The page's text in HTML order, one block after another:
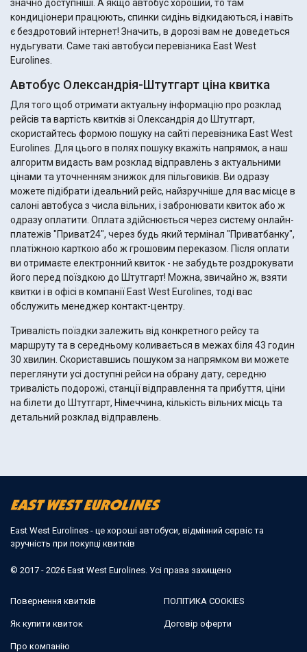
значно доступніші. А якщо автобус хороший, то там
кондиціонери працюють, спинки сидінь відкидаються, і навіть
є бездротовий інтернет! Значить, в дорозі вам не доведеться
нудьгувати. Саме такі автобуси перевізника East West
Eurolines.
Автобус Олександрія-Штутгарт ціна квитка
Для того щоб отримати актуальну інформацію про розклад
рейсів та вартість квитків зі Олександрія до Штутгарт,
скористайтесь формою пошуку на сайті перевізника East West
Eurolines. Для цього в полях пошуку вкажіть напрямок, а наш
алгоритм видасть вам розклад відправлень з актуальними
цінами та уточненням знижок для пільговиків. Ви одразу
можете підібрати ідеальний рейс, найзручніше для вас місце в
салоні автобуса з числа вільних, і забронювати квиток або ж
одразу оплатити. Оплата здійснюється через систему онлайн-
платежів "Приват24", через будь який термінал "Приватбанку",
платіжною карткою або ж грошовим переказом. Після оплати
ви отримаєте електронний квиток - не забудьте роздрокувати
його перед поїздкою до Штутгарт! Можна, звичайно ж, взяти
квитки і в офісі в компанії East West Eurolines, тоді вас
обслужить менеджер контакт-центру.
Тривалість поїздки залежить від конкретного рейсу та
маршруту та в середньому коливається в межах біля 43 годин
30 хвилин. Скориставшись пошуком за напрямком ви можете
переглянути усі доступні рейси на обрану дату, середню
тривалість подорожі, станції відправлення та прибуття, ціни
на білети до Штутгарт, Німеччина, кількість вільних місць та
детальний розклад відправлень.
East West Eurolines - це хороші автобуси, відмінний сервіс та
зручність при покупці квитків
© 2017 - 2026 East West Eurolines. Усі права захищено
Повернення квитків
Як купити квиток
Про компанію
ПОЛІТИКА COOKIES
Договір оферти